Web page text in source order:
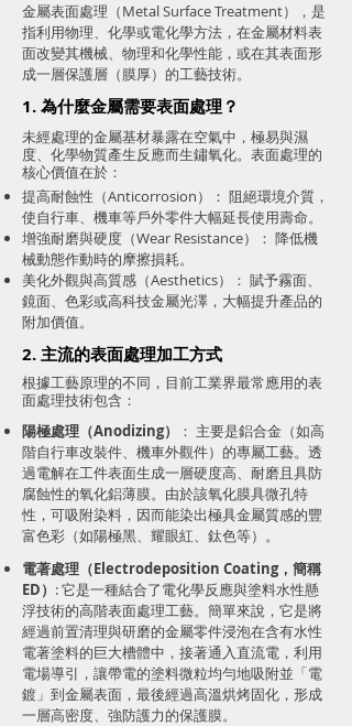
金屬表面處理（Metal Surface Treatment），是
指利用物理、化學或電化學方法，在金屬材料表
面改變其機械、物理和化學性能，或在其表面形
成一層保護層（膜厚）的工藝技術。
1. 為什麼金屬需要表面處理？
未經處理的金屬基材暴露在空氣中，極易與濕
度、化學物質產生反應而生鏽氧化。表面處理的
核心價值在於：
提高耐蝕性（Anticorrosion）： 阻絕環境介質，
使自行車、機車等戶外零件大幅延長使用壽命。
增強耐磨與硬度（Wear Resistance）： 降低機
械動態作動時的摩擦損耗。
美化外觀與高質感（Aesthetics）： 賦予霧面、
鏡面、色彩或高科技金屬光澤，大幅提升產品的
附加價值。
2. 主流的表面處理加工方式
根據工藝原理的不同，目前工業界最常應用的表
面處理技術包含：
陽極處理（Anodizing）
： 主要是鋁合金（如高
階自行車改裝件、機車外觀件）的專屬工藝。透
過電解在工件表面生成一層硬度高、耐磨且具防
腐蝕性的氧化鋁薄膜。由於該氧化膜具微孔特
性，可吸附染料，因而能染出極具金屬質感的豐
富色彩（如陽極黑、耀眼紅、鈦色等）。
電著處理（Electrodeposition Coating，簡稱
ED） : 它是一種結合了電化學反應與塗料水性懸
浮技術的高階表面處理工藝。簡單來說，它是將
經過前置清理與研磨的金屬零件浸泡在含有水性
電著塗料的巨大槽體中，接著通入直流電，利用
電場導引，讓帶電的塗料微粒均勻地吸附並「電
鍍」到金屬表面，最後經過高溫烘烤固化，形成
一層高密度、強防護力的保護膜。